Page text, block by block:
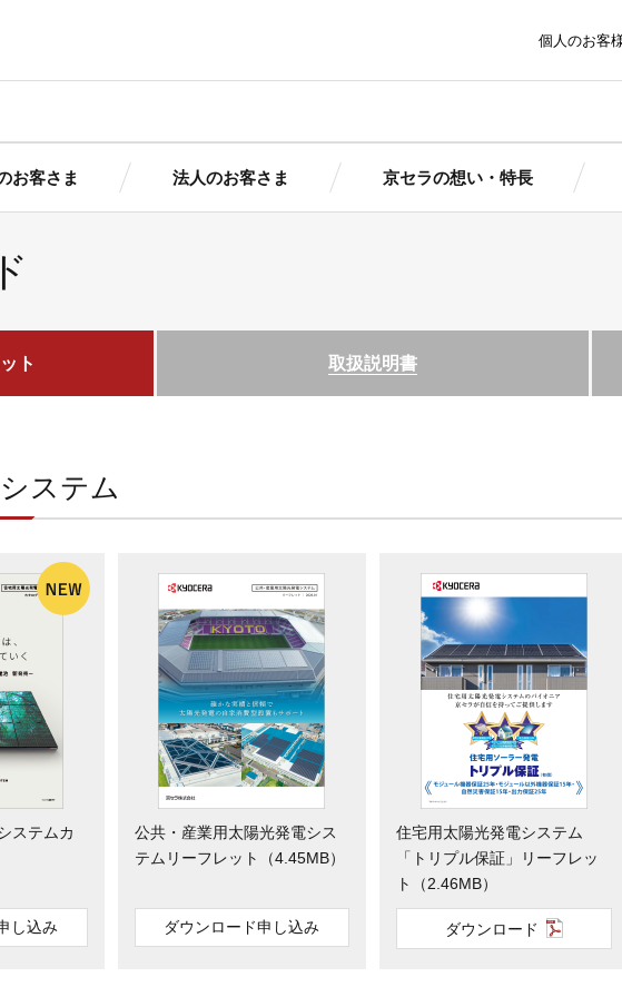
個人のお客
お客さま 法人のお客さま 京セラの想い・特長
産業用自家発電サポートサービ
単シミュレーション
入ガイド
京セラの特長
導入事
MENUを閉じる
ト 取扱説明書
ステム
ステムカ
し込み
公共・産業用太陽光発電シス
テムリーフレット（4.45MB）
ダウンロード申し込み
住宅用太陽光発電システム
「トリプル保証」リーフレッ
ト（2.46MB）
ダウンロード